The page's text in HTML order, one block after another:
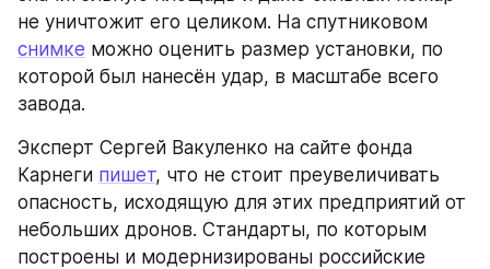
снимке можно оценить размер установки, по
которой был нанесён удар, в масштабе всего
завода.
Эксперт Сергей Вакуленко на сайте фонда
Карнеги пишет, что не стоит преувеличивать
опасность, исходящую для этих предприятий от
небольших дронов. Стандарты, по которым
построены и модернизированы российские